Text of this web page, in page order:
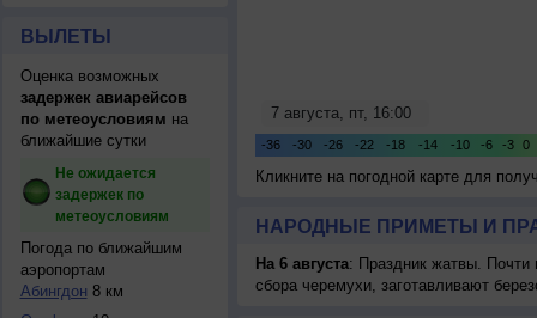
ВЫЛЕТЫ
Оценка возможных
задержек авиарейсов
по метеоусловиям на
ближайшие сутки
Не ожидается
задержек по
метеоусловиям
Погода по ближайшим
аэропортам
Абингдон 8 км
Кликните на погодной карте для
НАРОДНЫЕ ПРИМЕТЫ И
На 6 августа: Праздник жатвы. Почти
сбора черемухи, заготавливают